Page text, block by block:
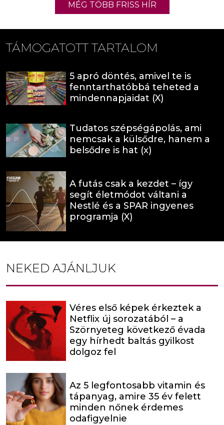
MÉG TÖBB FRISS HÍR
TÁMOGATOTT TARTALOM
5 apró döntés, amivel te is
fenntarthatóbbá teheted a
mindennapjaidat (X)
Tudatos szépségápolás, ami
nemcsak a külsődre, hanem a
belsődre is hat (x)
A futás csak a kezdet – így
segít életmódot váltani a
Nestlé és a SPAR ingyenes
programja (X)
NEKED AJÁNLJUK
Véres első képek érkeztek a
Netflix új sorozatából – a
Szörnyeteg következő évada
egy hírhedt baltás gyilkost
dolgoz fel
Az 5 legfontosabb vitamin és
tápanyag, amire 35 év felett
minden nőnek érdemes
odafigyelnie